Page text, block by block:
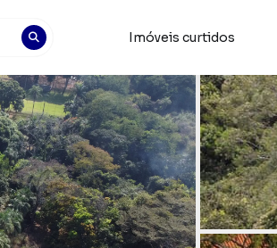
Imóveis curtidos